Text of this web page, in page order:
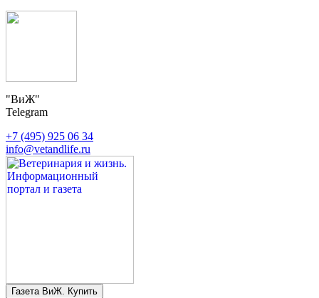
"ВиЖ"
Telegram
+7 (495) 925 06 34
info@vetandlife.ru
Газета ВиЖ. Купить